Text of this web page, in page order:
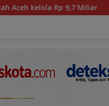
Belajar Indonesia